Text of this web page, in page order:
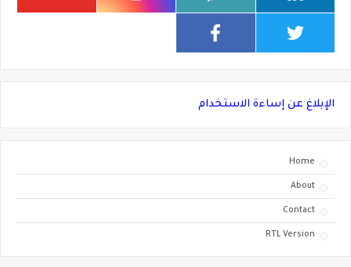
الإبلاغ عن إساءة الاستخدام
Home
About
Contact
RTL Version